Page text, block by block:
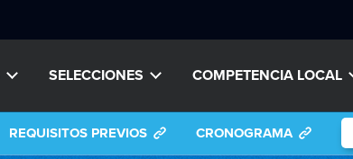
SELECCIONES COMPETENCIA LOCAL
REQUISITOS PREVIOS CRONOGRAMA